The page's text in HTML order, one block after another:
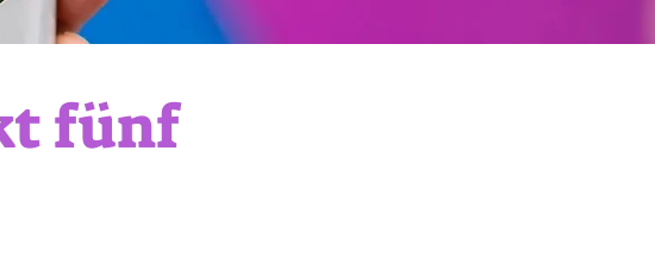
fünf